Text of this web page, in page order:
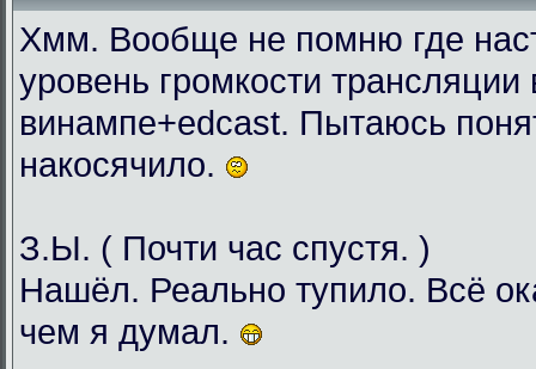
Хмм. Вообще не помню где
уровень громкости трансляции
винампе+edcast. Пытаюсь
накосячило.
З.Ы. ( Почти час спустя. )
Нашёл. Реально тупило. Всё
чем я думал.